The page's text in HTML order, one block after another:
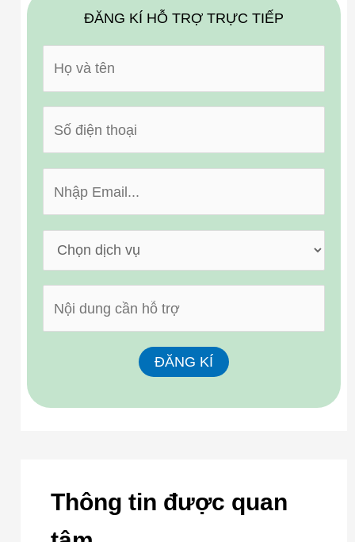
ĐĂNG KÍ HỖ TRỢ TRỰC TIẾP
Thông tin được quan